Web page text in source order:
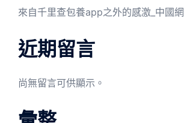
來自千里查包養app之外的感激_中國網
近期留言
尚無留言可供顯示。